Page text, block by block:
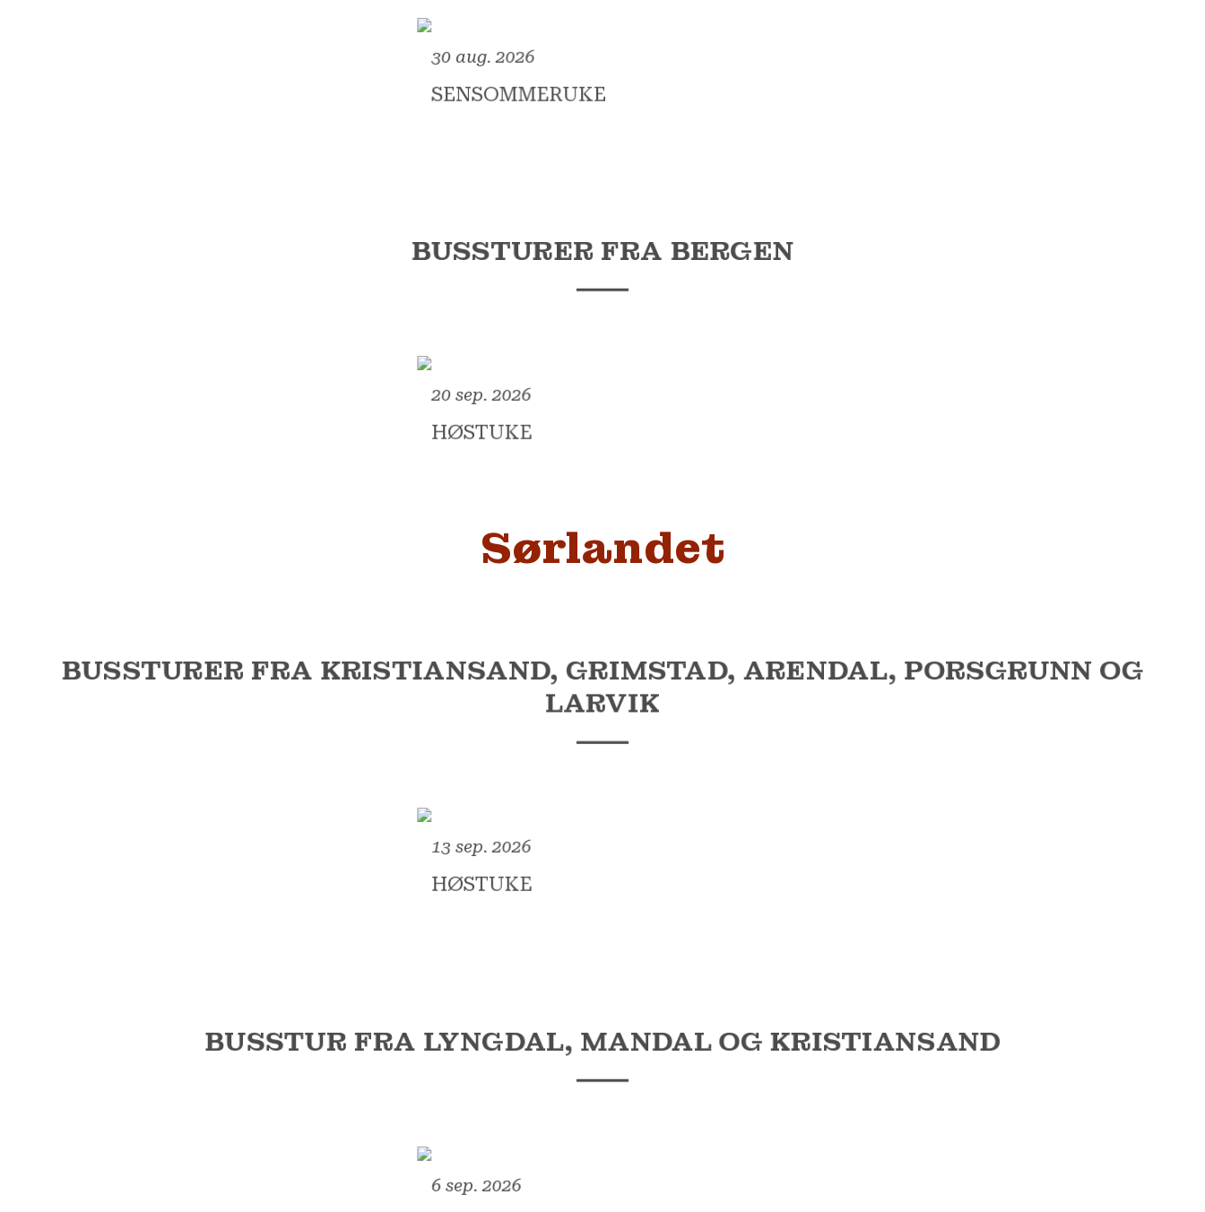
30 aug. 2026
SENSOMMERUKE
BUSSTURER FRA BERGEN
20 sep. 2026
HØSTUKE
Sørlandet
BUSSTURER FRA KRISTIANSAND, GRIMSTAD, ARENDAL, PORSGRUNN OG
LARVIK
13 sep. 2026
HØSTUKE
BUSSTUR FRA LYNGDAL, MANDAL OG KRISTIANSAND
6 sep. 2026